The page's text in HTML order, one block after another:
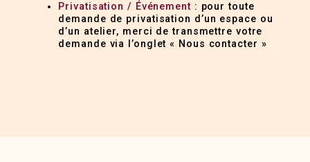
Privatisation / Événement : pour toute
demande de privatisation d’un espace ou
d’un atelier, merci de transmettre votre
demande via l’onglet « Nous contacter »